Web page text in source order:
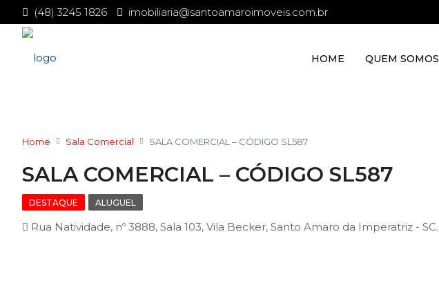
(48) 3245 1826 imobiliaria@santoamaroimoveis.com.br
HOME QUEM SOMOS
Home Sala Comercial SALA COMERCIAL – CÓDIGO SL587
SALA COMERCIAL – CÓDIGO SL587
DESTAQUE ALUGUEL
Rua Natividade, nº 3888, Sala 103, Vila Becker, Santo Amaro da Imperatriz - SC.